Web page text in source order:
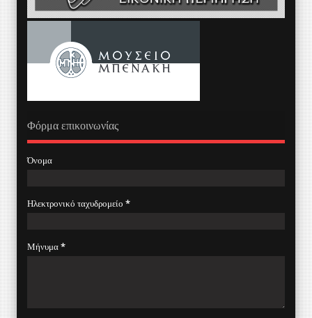
Φόρμα επικοινωνίας
Όνομα
Ηλεκτρονικό ταχυδρομείο *
Μήνυμα*